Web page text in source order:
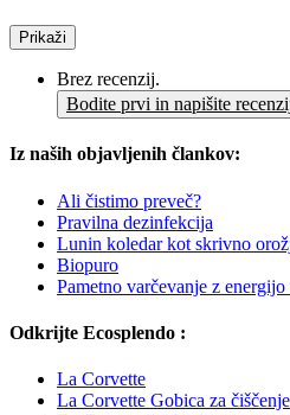
Prikaži
Brez recenzij.
Bodite prvi in napišite
Iz naših objavljenih člankov:
Ali čistimo preveč?
Pravilna dezinfekcija
Lunin koledar kot skrivno
Biopuro
Pametno varčevanje z
Odkrijte Ecosplendo :
La Corvette
La Corvette Gobica za čiščenje